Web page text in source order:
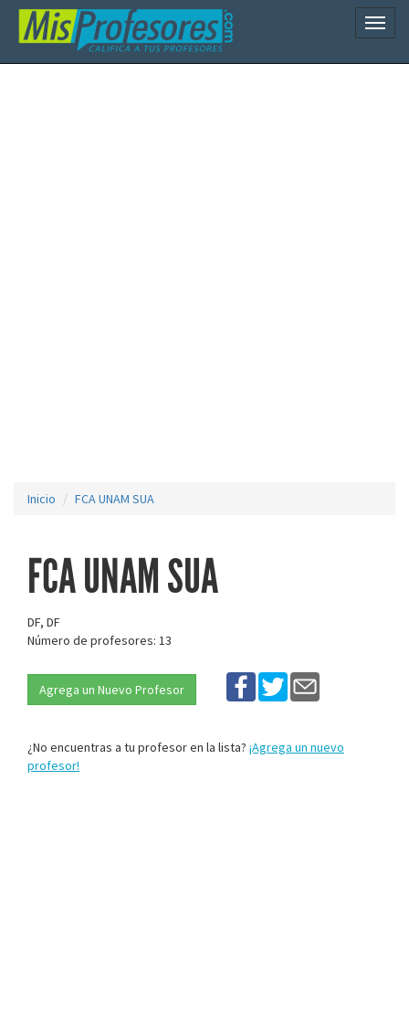
Inicio FCA UNAM SUA
FCA UNAM SUA
DF, DF
Número de profesores: 13
Agrega un Nuevo Profesor
¿No encuentras a tu profesor en la lista? ¡Agrega un nuevo
profesor!